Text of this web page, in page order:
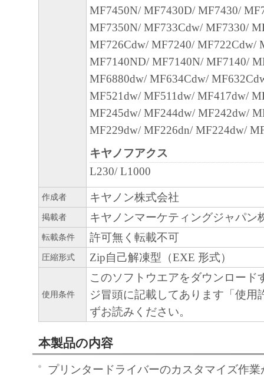
キヤノン株式会社
MF7450N/ MF7430D/ MF7430/
MF7350N/ MF733Cdw/ MF7330/
MF726Cdw/ MF7240/ MF722Cdw/
MF7140ND/ MF7140N/ MF7140/
MF6880dw/ MF634Cdw/
MF521dw/ MF511dw/ MF417dw/
MF245dw/ MF244dw/ MF242dw/
MF229dw/ MF226dn/ MF224dw/
キヤノフアクス
L230/ L1000
作成者 キヤノン株式会社
掲載者 キヤノンマーケティングジャパン
転載条件 許可無く転載不可
圧縮形式 Zip自己解凍型（EXE 形式）
使用条件
このソフトウエアをダウンロード
ジ冒頭に記載してあります「使用
ずお読みください。
本製品の内容
プリンタードライバーのカスタマイズ作